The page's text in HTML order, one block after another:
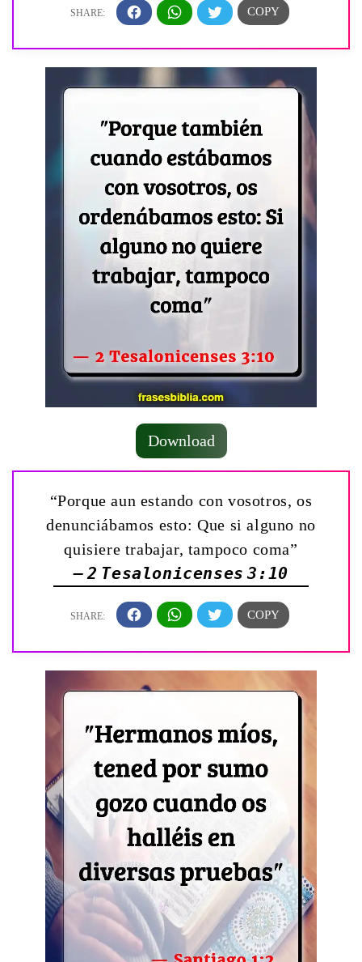
Download
“Porque aun estando con vosotros, os
denunciábamos esto: Que si alguno no
quisiere trabajar, tampoco coma”
— 2 Tesalonicenses 3:10